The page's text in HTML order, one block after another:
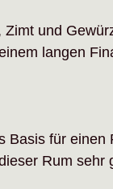
und
langen
für
Rum sehr